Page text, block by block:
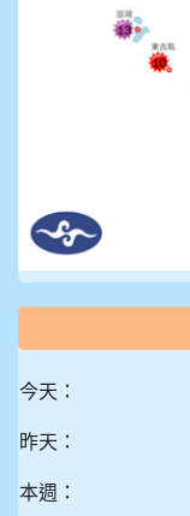
今天：
昨天：
本週：